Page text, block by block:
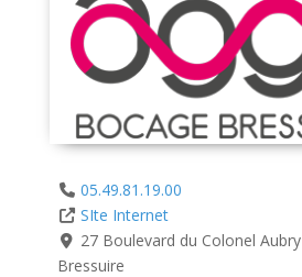
05.49.81.19.00
SIte Internet
27 Boulevard du Colonel Aubry
Bressuire